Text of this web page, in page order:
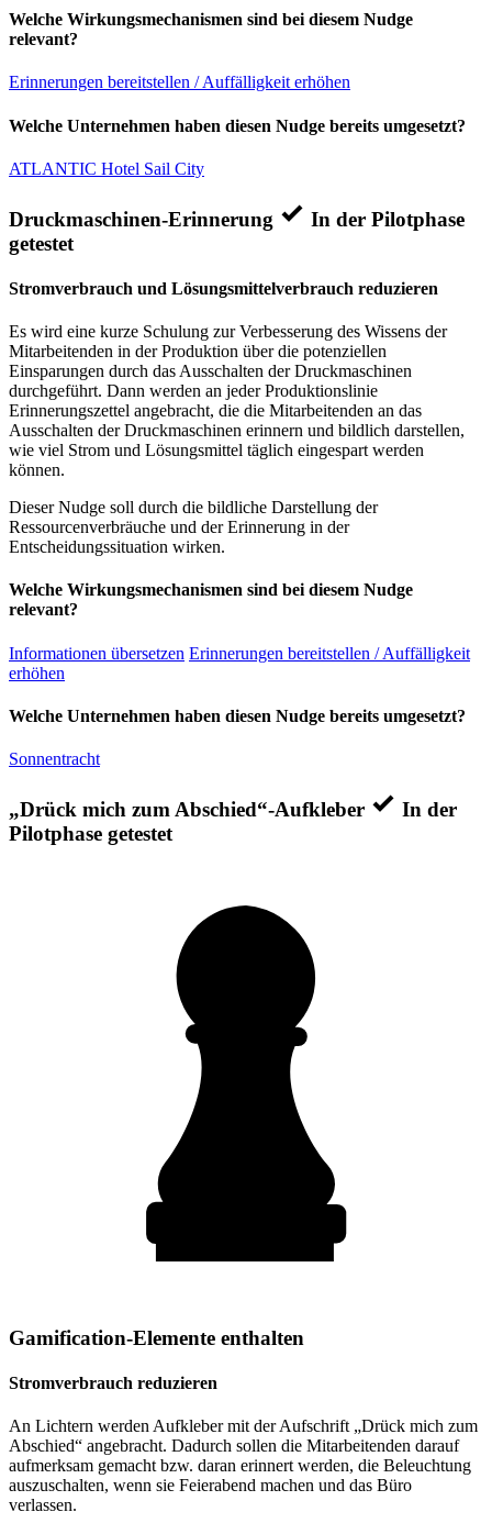
Welche Wirkungsmechanismen sind bei diesem Nudge
relevant?
Erinnerungen bereitstellen / Auffälligkeit erhöhen
Welche Unternehmen haben diesen Nudge bereits umgesetzt?
ATLANTIC Hotel Sail City
Druckmaschinen-Erinnerung
In der Pilotphase
getestet
Stromverbrauch und Lösungsmittelverbrauch reduzieren
Es wird eine kurze Schulung zur Verbesserung des Wissens der
Mitarbeitenden in der Produktion über die potenziellen
Einsparungen durch das Ausschalten der Druckmaschinen
durchgeführt. Dann werden an jeder Produktionslinie
Erinnerungszettel angebracht, die die Mitarbeitenden an das
Ausschalten der Druckmaschinen erinnern und bildlich darstellen,
wie viel Strom und Lösungsmittel täglich eingespart werden
können.
Dieser Nudge soll durch die bildliche Darstellung der
Ressourcenverbräuche und der Erinnerung in der
Entscheidungssituation wirken.
Welche Wirkungsmechanismen sind bei diesem Nudge
relevant?
Informationen übersetzen Erinnerungen bereitstellen / Auffälligkeit
erhöhen
Welche Unternehmen haben diesen Nudge bereits umgesetzt?
Sonnentracht
„Drück mich zum Abschied“-Aufkleber
In der
Pilotphase getestet
Gamification-Elemente enthalten
Stromverbrauch reduzieren
An Lichtern werden Aufkleber mit der Aufschrift „Drück mich zum
Abschied“ angebracht. Dadurch sollen die Mitarbeitenden darauf
aufmerksam gemacht bzw. daran erinnert werden, die Beleuchtung
auszuschalten, wenn sie Feierabend machen und das Büro
verlassen.